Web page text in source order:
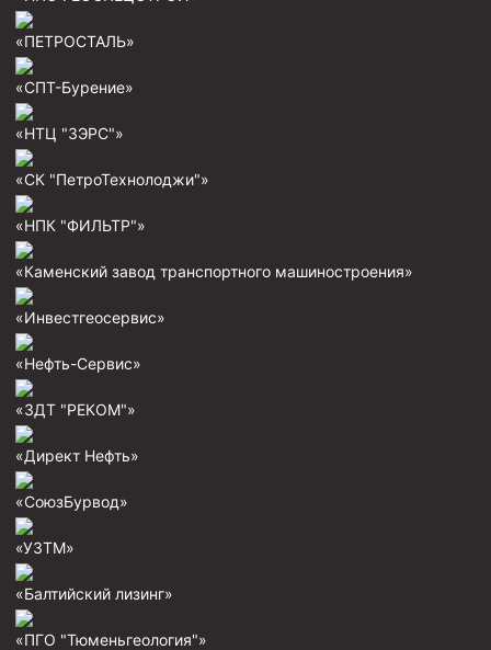
Муфта ОТТМ 146
Муфта БТС 178
Муфта БТС 168
Муфта ОТТМ 127
Муфта ОТТМ 324
Муфта ОТТМ 178
Муфта ОТТМ 168
Муфта ОТТГ 146
Муфта ОТТГ 127
Муфта ОТТГ 114
Буровое оборудование
«ПЕТРОСТАЛЬ»
«СПТ-Бурение»
«НТЦ "ЗЭРС"»
«СК "ПетроТехнолоджи"»
«НПК "ФИЛЬТР"»
«Каменский завод транспортного машиностроения»
«Инвестгеосервис»
«Нефть-Сервис»
«ЗДТ "РЕКОМ"»
«Директ Нефть»
«СоюзБурвод»
«УЗТМ»
«Балтийский лизинг»
«ПГО "Тюменьгеология"»